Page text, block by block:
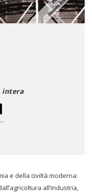
intera
e della civiltà moderna:
all’industria,